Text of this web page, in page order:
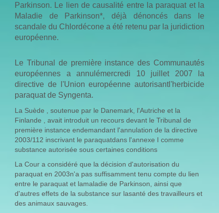
Parkinson. Le lien de causalité entre la paraquat et la
Maladie de Parkinson*, déjà dénoncés dans le
scandale du Chlordécone a été retenu par la juridiction
européenne.
Le Tribunal de première instance des Communautés
européennes a annulémercredi 10 juillet 2007 la
directive de l'Union européenne autorisantl'herbicide
paraquat de Syngenta.
La Suède , soutenue par le Danemark, l'Autriche et la
Finlande , avait introduit un recours devant le Tribunal de
première instance endemandant l'annulation de la directive
2003/112 inscrivant le paraquatdans l'annexe I comme
substance autorisée sous certaines conditions
La Cour a considéré que la décision d'autorisation du
paraquat en 2003n'a pas suffisamment tenu compte du lien
entre le paraquat et lamaladie de Parkinson, ainsi que
d'autres effets de la substance sur lasanté des travailleurs et
des animaux sauvages.